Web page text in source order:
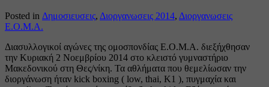
Posted in Δημοσιευσεις, Διοργανωσεις 2014, Διοργανωσεις
Ε.Ο.Μ.Α.
Διασυλλογικοί αγώνες της ομοσπονδίας Ε.Ο.Μ.Α. διεξήχθησαν
την Κυριακή 2 Νοεμβρίου 2014 στο κλειστό γυμναστήριο
Μακεδονικού στη Θες/νίκη. Τα αθλήματα που θεμελίωσαν την
διοργάνωση ήταν kick boxing ( low, thai, Κ1 ), πυγμαχία και